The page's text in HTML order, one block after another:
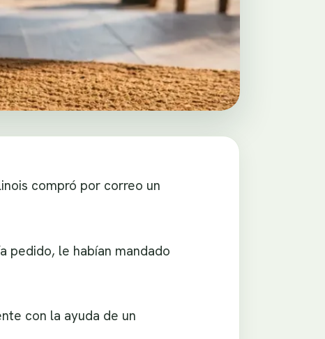
compró por correo un
pedido, le habían mandado
con la ayuda de un